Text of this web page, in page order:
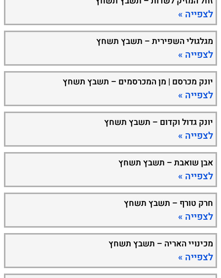
לצפייה »
מגלגולי השפירית – תשבץ תשחץ
לצפייה »
יונק מכרסם | מן המכרסמים – תשבץ תשחץ
לצפייה »
יונק גדול וקדום – תשבץ תשחץ
לצפייה »
אבן שואבת – תשבץ תשחץ
לצפייה »
חרק טורף – תשבץ תשחץ
לצפייה »
מכינויי האריה – תשבץ תשחץ
לצפייה »